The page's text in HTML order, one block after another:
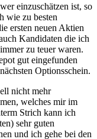
einzuschätzen ist, so
wie zu besten
ersten neuen Aktien
Kandidaten die ich
zu teuer waren.
gut eingefunden
Optionsschein.
nicht mehr
welches mir im
Strich kann ich
sehr guten
und ich gehe bei den